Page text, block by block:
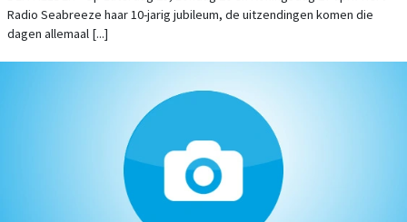
Radio Seabreeze haar 10-jarig jubileum, de uitzendingen komen die
dagen allemaal [...]